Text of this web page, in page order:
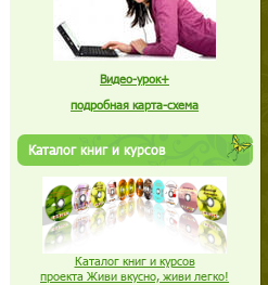
Видео-урок+
подробная карта-схема
Каталог книг и курсов
Каталог книг и курсов
проекта Живи вкусно, живи легко!